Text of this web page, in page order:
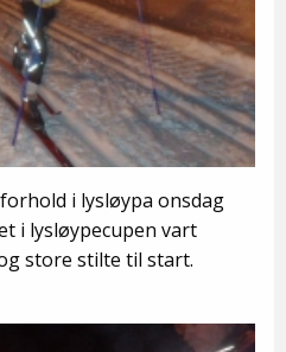
i lysløypa onsdag
i lysløypecupen vart
store stilte til start.